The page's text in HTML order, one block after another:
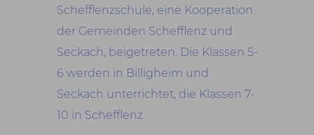
Schefflenzschule, eine Kooperation
der Gemeinden Schefflenz und
Seckach, beigetreten. Die Klassen 5-
6 werden in Billigheim und
Seckach unterrichtet, die Klassen 7-
10 in Schefflenz.